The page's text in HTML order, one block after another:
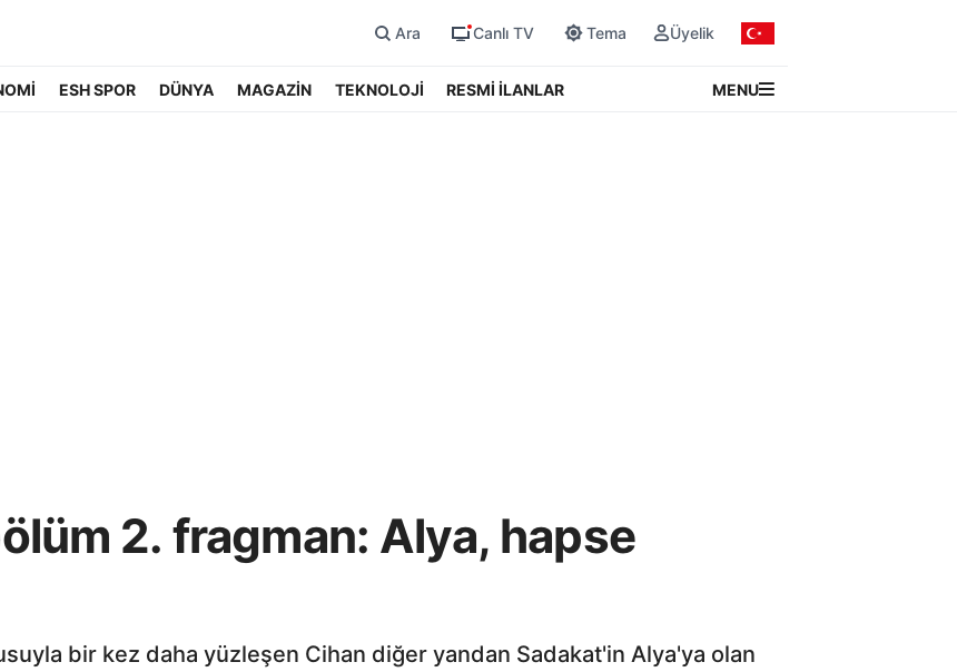
Ara Canlı TV Tema Üyelik
ESH SPOR DÜNYA MAGAZİN TEKNOLOJİ RESMİ İLANLAR MENU
2. fragman: Alya, hapse
bir kez daha yüzleşen Cihan diğer yandan Sadakat'in Alya'ya olan